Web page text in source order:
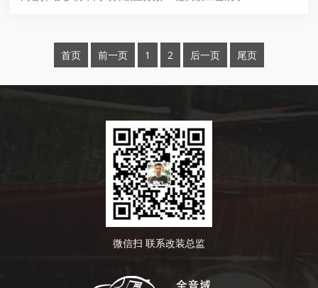
首页 前一页 1 2 后一页 尾页
微信扫 联系改装总监